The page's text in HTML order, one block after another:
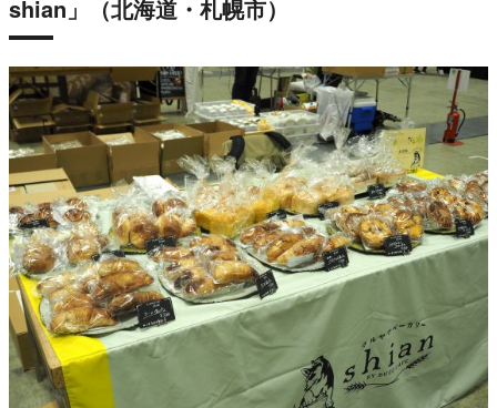
shian」（北海道・札幌市）